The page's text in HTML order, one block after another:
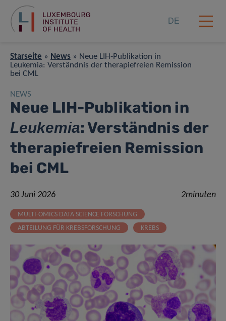
DE
Starseite » News » Neue LIH-Publikation in
Leukemia: Verständnis der therapiefreien Remission
bei CML
NEWS
Neue LIH-Publikation in
Leukemia: Verständnis der
therapiefreien Remission
bei CML
30 Juni 2026 2minuten
MULTI-OMICS DATA SCIENCE FORSCHUNG
ABTEILUNG FÜR KREBSFORSCHUNG
KREBS